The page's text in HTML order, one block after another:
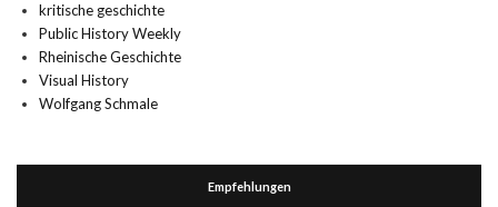
kritische geschichte
Public History Weekly
Rheinische Geschichte
Visual History
Wolfgang Schmale
Empfehlungen